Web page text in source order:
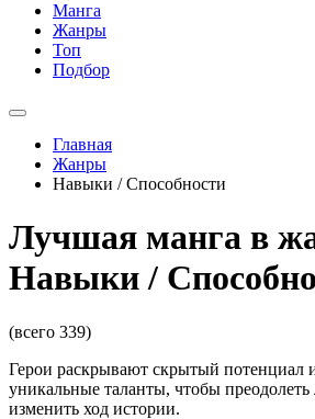
Манга
Жанры
Топ
Подбор
Главная
Жанры
Навыки / Способности
Лучшая манга в
Навыки /
(всего 339)
Герои раскрывают скрытый потенциал
уникальные таланты, чтобы
изменить ход истории.